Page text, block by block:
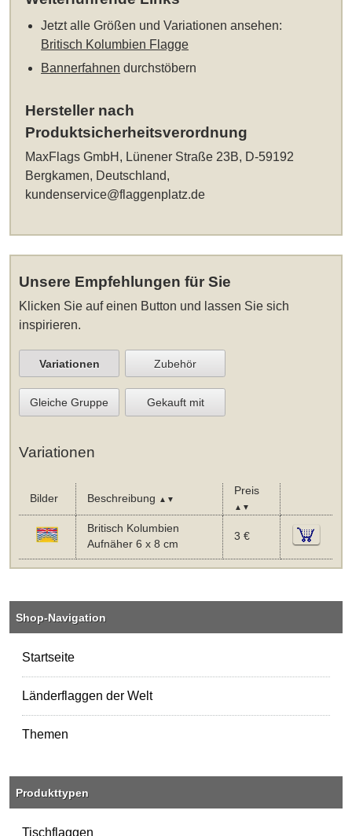
Jetzt alle Größen und Variationen ansehen:
Britisch Kolumbien Flagge
Bannerfahnen durchstöbern
Hersteller nach
Produktsicherheitsverordnung
MaxFlags GmbH, Lünener Straße 23B, D-59192
Bergkamen, Deutschland,
kundenservice@flaggenplatz.de
Unsere Empfehlungen für Sie
Klicken Sie auf einen Button und lassen Sie sich
inspirieren.
Variationen Zubehör
Gleiche Gruppe Gekauft mit
Variationen
Bilder Beschreibung ▲▼
Preis
▲▼
Britisch Kolumbien
Aufnäher 6 x 8 cm
3 €
Shop-Navigation
Startseite
Länderflaggen der Welt
Themen
Produkttypen
Tischflaggen